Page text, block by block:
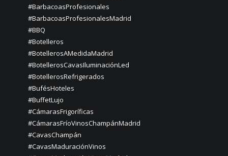
#BarbacoasProfesionales
#BarbacoasProfesionalesMadrid
#BBQ
#Botelleros
#BotellerosAMedidaMadrid
#BotellerosCavasIluminaciónLed
#BotellerosRefrigerados
#BufésHoteles
#BuffetLujo
#CámarasFrigoríficas
#CámarasFríoVinosChampánMadrid
#CavasChampán
#CavasMaduraciónVinos